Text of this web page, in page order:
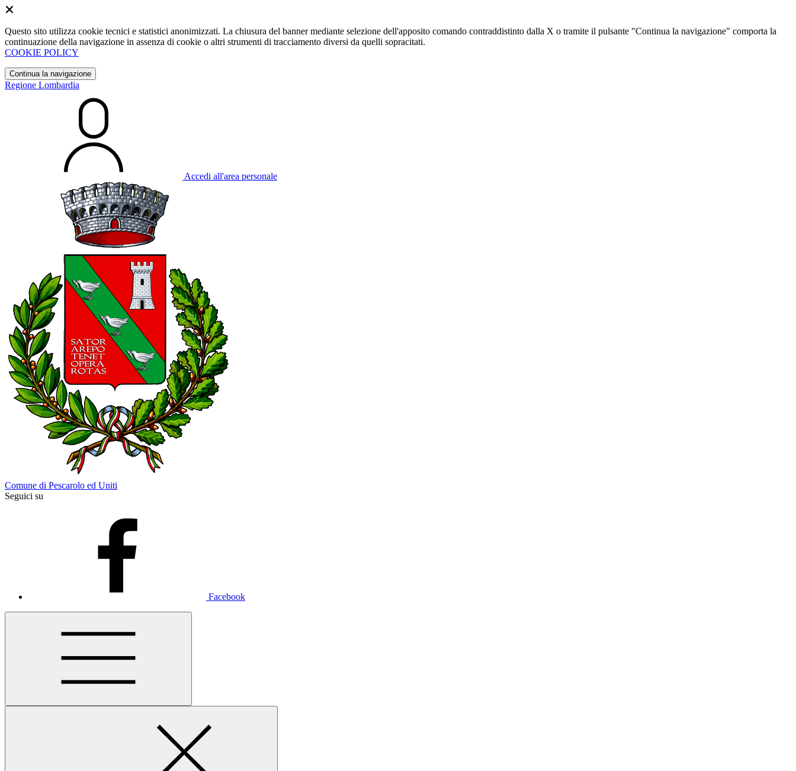
Questo sito utilizza cookie tecnici e statistici anonimizzati. La chiusura del banner mediante selezione dell'apposito comando contraddistinto dalla X o tramite il pulsante "Continua la navigazione" comporta la
continuazione della navigazione in assenza di cookie o altri strumenti di tracciamento diversi da quelli sopracitati.
COOKIE POLICY
Continua la navigazione
Regione Lombardia
Accedi all'area personale
Comune di Pescarolo ed Uniti
Seguici su
Facebook